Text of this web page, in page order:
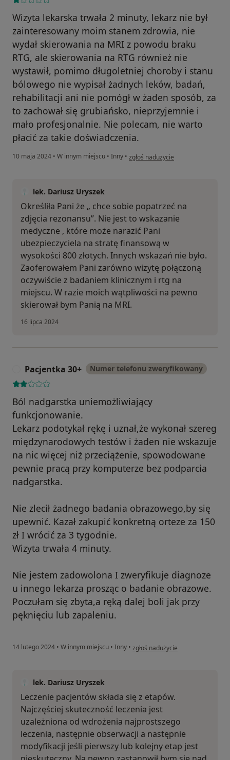
Wizyta lekarska trwała 2 minuty, lekarz nie był
zainteresowany moim stanem zdrowia, nie
wydał skierowania na MRI z powodu braku
RTG, ale skierowania na RTG również nie
wystawił, pomimo długoletniej choroby i stanu
bólowego nie wypisał żadnych leków, badań,
rehabilitacji ani nie pomógł w żaden sposób, za
to zachował się grubiańsko, nieprzyjemnie i
mało profesjonalnie. Nie polecam, nie warto
płacić za takie doświadczenia.
10 maja 2024 • W innym miejscu • Inny • w opinii użytkownika Magdalena
zgłoś nadużycie
lek. Dariusz Uryszek
Określiła Pani że „ chce sobie popatrzeć na
zdjęcia rezonansu”. Nie jest to wskazanie
medyczne , które może narazić Pani
ubezpieczyciela na stratę finansową w
wysokości 800 złotych. Innych wskazań nie było.
Zaoferowałem Pani zarówno wizytę połączoną
oczywiście z badaniem klinicznym i rtg na
miejscu. W razie moich wątpliwości na pewno
skierował bym Panią na MRI.
16 lipca 2024
Pacjentka 30+ Numer telefonu zweryfikowany
Ból nadgarstka uniemożliwiający
funkcjonowanie.
Lekarz podotykał rękę i uznał,że wykonał szereg
międzynarodowych testów i żaden nie wskazuje
na nic więcej niż przeciążenie, spowodowane
pewnie pracą przy komputerze bez podparcia
nadgarstka.
Nie zlecił żadnego badania obrazowego,by się
upewnić. Kazał zakupić konkretną orteze za 150
zł I wrócić za 3 tygodnie.
Wizyta trwała 4 minuty.
Nie jestem zadowolona I zweryfikuje diagnoze
u innego lekarza prosząc o badanie obrazowe.
Poczułam się zbyta,a ręką dalej boli jak przy
pęknięciu lub zapaleniu.
14 lutego 2024 • W innym miejscu • Inny • w opinii użytkownika Pacjentka
zgłoś nadużycie
lek. Dariusz Uryszek
Leczenie pacjentów składa się z etapów.
Najczęściej skuteczność leczenia jest
uzależniona od wdrożenia najprostszego
leczenia, następnie obserwacji a następnie
modyfikacji jeśli pierwszy lub kolejny etap jest